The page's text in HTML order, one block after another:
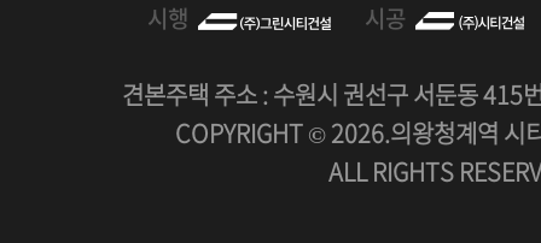
시행 시공
견본주택 주소 : 수원시 권선구 서둔동
COPYRIGHT © 2026.의왕청계역 시
ALL RIGHTS